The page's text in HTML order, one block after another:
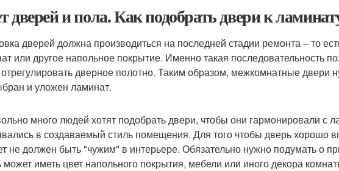
дверей и пола. Как подобрать двери к
дверей должна производиться на последней стадии ремонта – то
или другое напольное покрытие. Именно такая последовательность
дверное полотно. Таким образом, межкомнатные двери
и уложен ламинат.
много людей хотят подобрать двери, чтобы они гармонировали с
в создаваемый стиль помещения. Для того чтобы дверь хорошо
не должен быть "чужим" в интерьере. Обязательно нужно подумать о
иметь цвет напольного покрытия, мебели или иного декора